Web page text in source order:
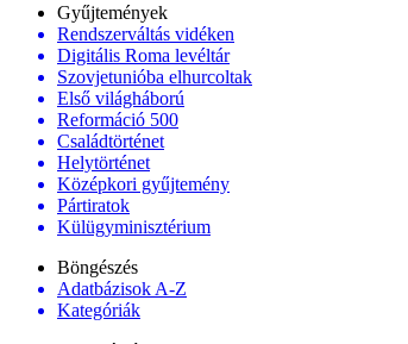
Gyűjtemények
Rendszerváltás vidéken
Digitális Roma levéltár
Szovjetunióba elhurcoltak
Első világháború
Reformáció 500
Családtörténet
Helytörténet
Középkori gyűjtemény
Pártiratok
Külügyminisztérium
Böngészés
Adatbázisok A-Z
Kategóriák